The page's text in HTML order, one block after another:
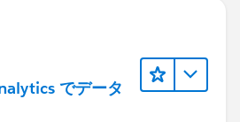
でデータ